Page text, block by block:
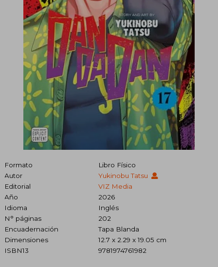
Formato
Libro Físico
Autor
Yukinobu Tatsu
Editorial
VIZ Media
Año
2026
Idioma
Inglés
N° páginas
202
Encuadernación
Tapa Blanda
Dimensiones
12.7 x 2.29 x 19.05 cm
ISBN13
9781974761982